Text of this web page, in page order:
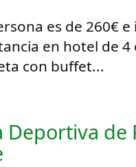
es de 260€
en hotel de
con buffet...
Deportiva de